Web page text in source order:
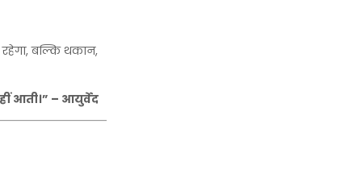
रहेगा,बल्कि थकान,
आती।” – आयुर्वेद